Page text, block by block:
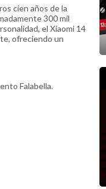
cien años de la
300 mil
el Xiaomi 14
ofreciendo un
Falabella.